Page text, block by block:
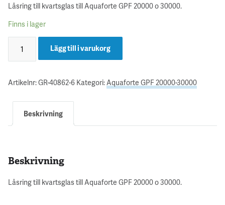
Låsring till kvartsglas till Aquaforte GPF 20000 o 30000.
Finns i lager
Lägg till i varukorg
Artikelnr:GR-40862-6 Kategori: Aquaforte GPF 20000-30000
Beskrivning
Beskrivning
Låsring till kvartsglas till Aquaforte GPF 20000 o 30000.